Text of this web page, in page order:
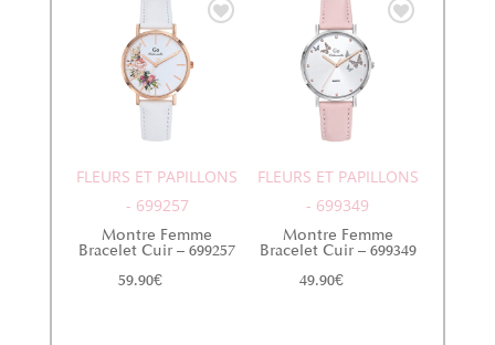
FLEURS ET PAPILLONS
- 699257
Montre Femme
Bracelet Cuir – 699257
59.90€
FLEURS ET PAPILLONS
- 699349
Montre Femme
Bracelet Cuir – 699349
49.90€